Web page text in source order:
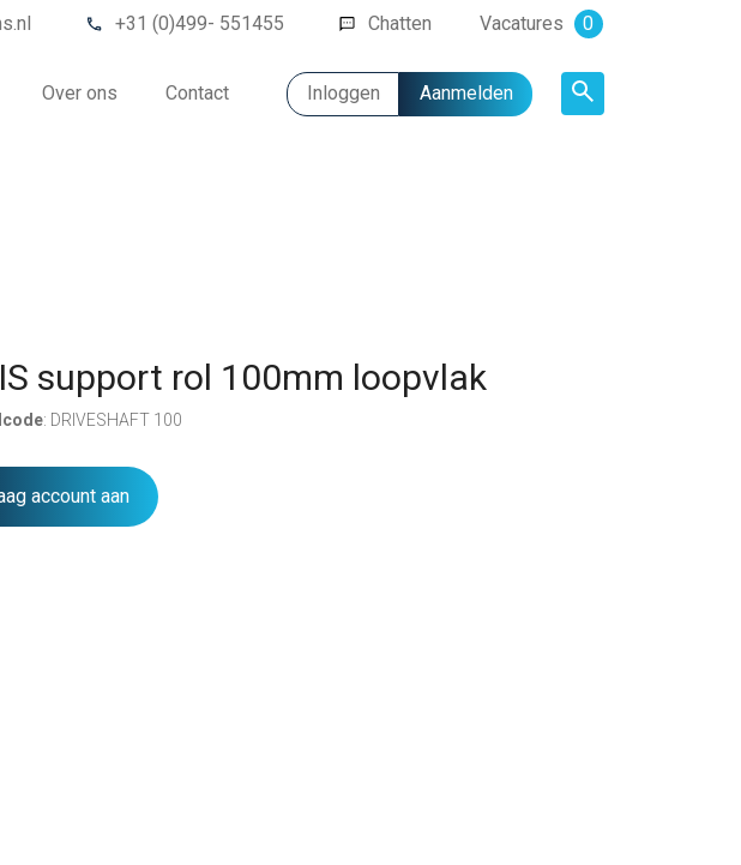
+31 (0)499- 551455 Chatten Vacatures 0
Over ons Contact Inloggen Aanmelden
support rol 100mm loopvlak
: DRIVESHAFT 100
account aan